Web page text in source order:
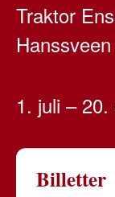
Traktor
Hanssveen
1. juli –
Billetter